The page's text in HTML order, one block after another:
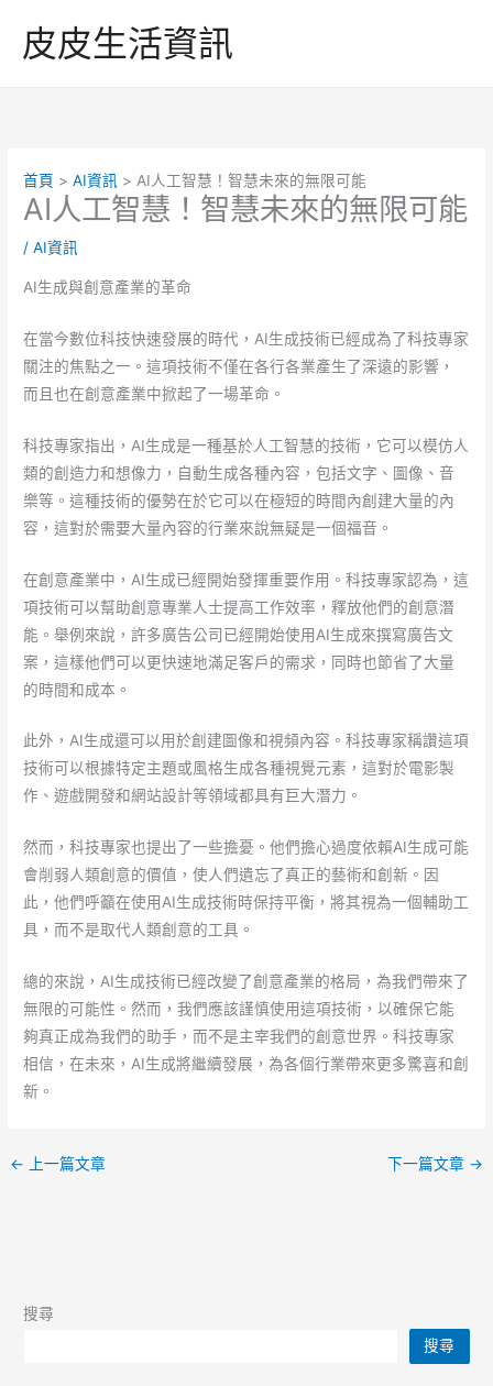
皮皮生活資訊
首頁 AI資訊 AI人工智慧！智慧未來的無限可能
AI人工智慧！智慧未來的無限可能
/AI資訊
AI生成與創意產業的革命
在當今數位科技快速發展的時代，AI生成技術已經成為了科技專家
關注的焦點之一。這項技術不僅在各行各業產生了深遠的影響，
而且也在創意產業中掀起了一場革命。
科技專家指出，AI生成是一種基於人工智慧的技術，它可以模仿人
類的創造力和想像力，自動生成各種內容，包括文字、圖像、音
樂等。這種技術的優勢在於它可以在極短的時間內創建大量的內
容，這對於需要大量內容的行業來說無疑是一個福音。
在創意產業中，AI生成已經開始發揮重要作用。科技專家認為，這
項技術可以幫助創意專業人士提高工作效率，釋放他們的創意潛
能。舉例來說，許多廣告公司已經開始使用AI生成來撰寫廣告文
案，這樣他們可以更快速地滿足客戶的需求，同時也節省了大量
的時間和成本。
此外，AI生成還可以用於創建圖像和視頻內容。科技專家稱讚這項
技術可以根據特定主題或風格生成各種視覺元素，這對於電影製
作、遊戲開發和網站設計等領域都具有巨大潛力。
然而，科技專家也提出了一些擔憂。他們擔心過度依賴AI生成可能
會削弱人類創意的價值，使人們遺忘了真正的藝術和創新。因
此，他們呼籲在使用AI生成技術時保持平衡，將其視為一個輔助工
具，而不是取代人類創意的工具。
總的來說，AI生成技術已經改變了創意產業的格局，為我們帶來了
無限的可能性。然而，我們應該謹慎使用這項技術，以確保它能
夠真正成為我們的助手，而不是主宰我們的創意世界。科技專家
相信，在未來，AI生成將繼續發展，為各個行業帶來更多驚喜和創
新。
← 上一篇文章 下一篇文章 →
搜尋
搜尋